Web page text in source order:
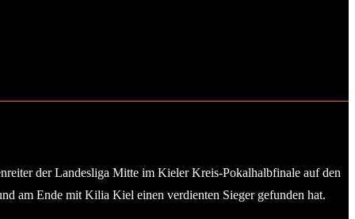
der Landesliga Mitte im Kieler Kreis-Pokalhalbfinale auf den
am Ende mit Kilia Kiel einen verdienten Sieger gefunden hat.